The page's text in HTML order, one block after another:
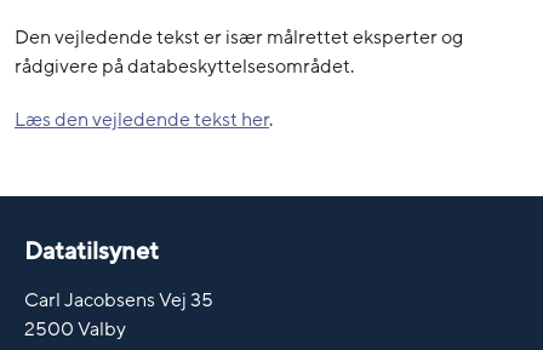
Den vejledende tekst er især målrettet eksperter og
rådgivere på databeskyttelsesområdet.
Læs den vejledende tekst her.
Datatilsynet
Carl Jacobsens Vej 35
2500 Valby